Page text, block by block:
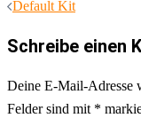
Default Kit
Schreibe einen
Deine E-Mail-Adresse
Felder sind mit *